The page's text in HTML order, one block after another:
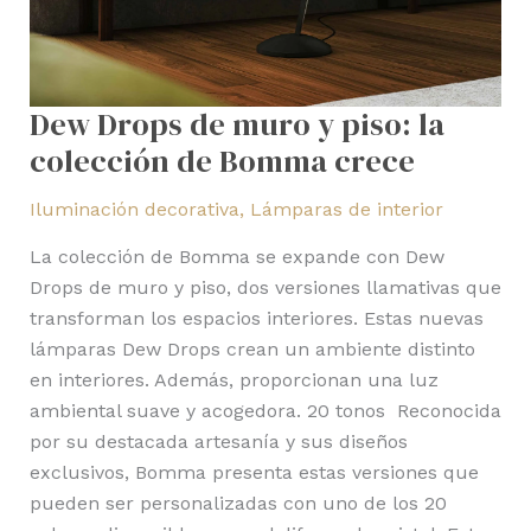
Dew Drops de muro y piso: la
colección de Bomma crece
Iluminación decorativa, Lámparas de interior
La colección de Bomma se expande con Dew
Drops de muro y piso, dos versiones llamativas que
transforman los espacios interiores. Estas nuevas
lámparas Dew Drops crean un ambiente distinto
en interiores. Además, proporcionan una luz
ambiental suave y acogedora. 20 tonos Reconocida
por su destacada artesanía y sus diseños
exclusivos, Bomma presenta estas versiones que
pueden ser personalizadas con uno de los 20